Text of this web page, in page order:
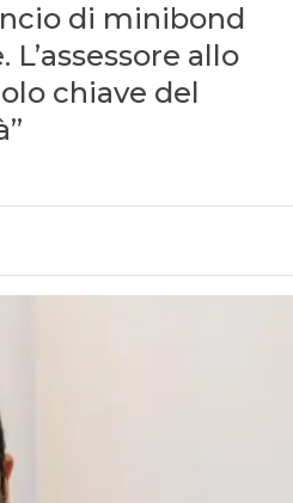
di minibond
allo
chiave del